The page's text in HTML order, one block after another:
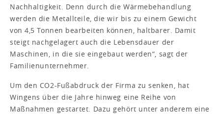
Nachhaltigkeit. Denn durch die Wärmebehandlung
werden die Metallteile, die wir bis zu einem Gewicht
von 4,5 Tonnen bearbeiten können, haltbarer. Damit
steigt nachgelagert auch die Lebensdauer der
Maschinen, in die sie eingebaut werden“, sagt der
Familienunternehmer.
Um den CO2-Fußabdruck der Firma zu senken, hat
Wingens über die Jahre hinweg eine Reihe von
Maßnahmen gestartet. Dazu gehört unter anderem eine